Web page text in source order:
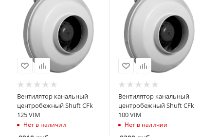
Вентилятор канальный
центробежный Shuft CFk
125 VIM
Нет в наличии
Вентилятор канальный
центробежный Shuft CFk
100 VIM
Нет в наличии